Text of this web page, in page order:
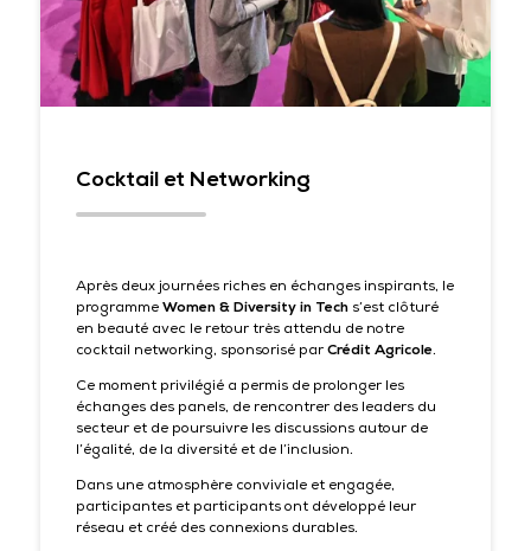
Cocktail et Networking
Après deux journées riches en échanges inspirants, le
programme Women & Diversity in Techs’est clôturé
en beauté avec le retour très attendu de notre
cocktail networking, sponsorisé par Crédit Agricole.
Ce moment privilégié a permis de prolonger les
échanges des panels, de rencontrer des leaders du
secteur et de poursuivre les discussions autour de
l’égalité, de la diversité et de l’inclusion.
Dans une atmosphère conviviale et engagée,
participantes et participants ont développé leur
réseau et créé des connexions durables.